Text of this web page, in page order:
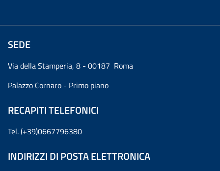
SEDE
Via della Stamperia, 8 - 00187 Roma
Palazzo Cornaro - Primo piano
RECAPITI TELEFONICI
Tel. (+39)0667796380
INDIRIZZI DI POSTA ELETTRONICA